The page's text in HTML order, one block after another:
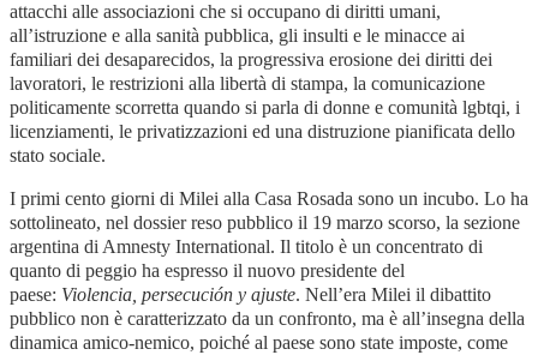
attacchi alle associazioni che si occupano di diritti umani,
all’istruzione e alla sanità pubblica, gli insulti e le minacce ai
familiari dei desaparecidos, la progressiva erosione dei diritti dei
lavoratori, le restrizioni alla libertà di stampa, la comunicazione
politicamente scorretta quando si parla di donne e comunità lgbtqi, i
licenziamenti, le privatizzazioni ed una distruzione pianificata dello
stato sociale.
I primi cento giorni di Milei alla Casa Rosada sono un incubo. Lo ha
sottolineato, nel dossier reso pubblico il 19 marzo scorso, la sezione
argentina di Amnesty International. Il titolo è un concentrato di
quanto di peggio ha espresso il nuovo presidente del
paese: Violencia, persecución y ajuste. Nell’era Milei il dibattito
pubblico non è caratterizzato da un confronto, ma è all’insegna della
dinamica amico-nemico, poiché al paese sono state imposte, come